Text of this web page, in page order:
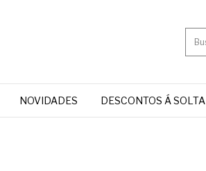
NOVIDADES DESCONTOS Á SOLTA